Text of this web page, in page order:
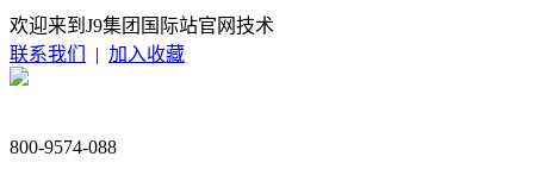
欢迎来到J9集团国际站官网技术
联系我们
| 加入收藏
800-9574-088